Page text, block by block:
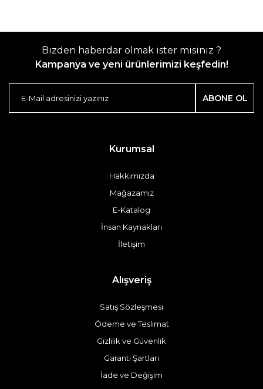
Bizden haberdar olmak ister misiniz ?
Kampanya ve yeni ürünlerimizi keşfedin!
ABONE OL
Kurumsal
Hakkımızda
Mağazamız
E-Katalog
İnsan Kaynakları
İletişim
Alışveriş
Satış Sözleşmesi
Ödeme ve Teslimat
Gizlilik ve Güvenlik
Garanti Şartları
İade ve Değişim